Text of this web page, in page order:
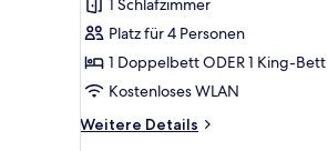
anzeigen
1 Schlafzimmer
Platz für 4 Personen
1 Doppelbett ODER 1 King-Bett
Kostenloses WLAN
Weitere Details
Weitere